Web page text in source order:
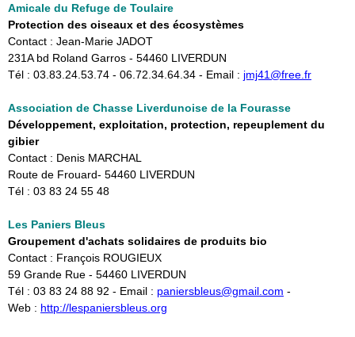
Amicale du Refuge de Toulaire
Protection des oiseaux et des écosystèmes
Contact : Jean-Marie JADOT
231A bd Roland Garros - 54460 LIVERDUN
Tél : 03.83.24.53.74 - 06.72.34.64.34 - Email : ​ jmj41@free.fr
Association de Chasse Liverdunoise de la Fourasse
Développement, exploitation, protection, repeuplement du
gibier
Contact : Denis MARCHAL
Route de Frouard- 54460 LIVERDUN
Tél : 03 83 24 55 48
Les Paniers Bleus
Groupement d'achats solidaires de produits bio
Contact : François ROUGIEUX
59 Grande Rue - 54460 LIVERDUN
Tél : 03 83 24 88 92 - Email : paniersbleus@gmail.com -
Web : http://lespaniersbleus.org